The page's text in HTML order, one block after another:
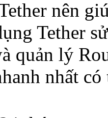
nên
Tether
quản lý
nhất có